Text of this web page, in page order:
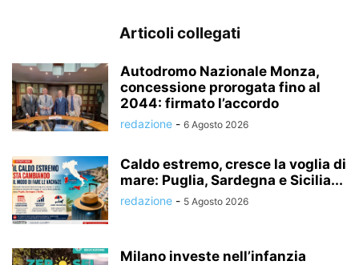
Articoli collegati
Autodromo Nazionale Monza,
concessione prorogata fino al
2044: firmato l’accordo
redazione - 6 Agosto 2026
Caldo estremo, cresce la voglia di
mare: Puglia, Sardegna e Sicilia...
redazione - 5 Agosto 2026
Milano investe nell’infanzia